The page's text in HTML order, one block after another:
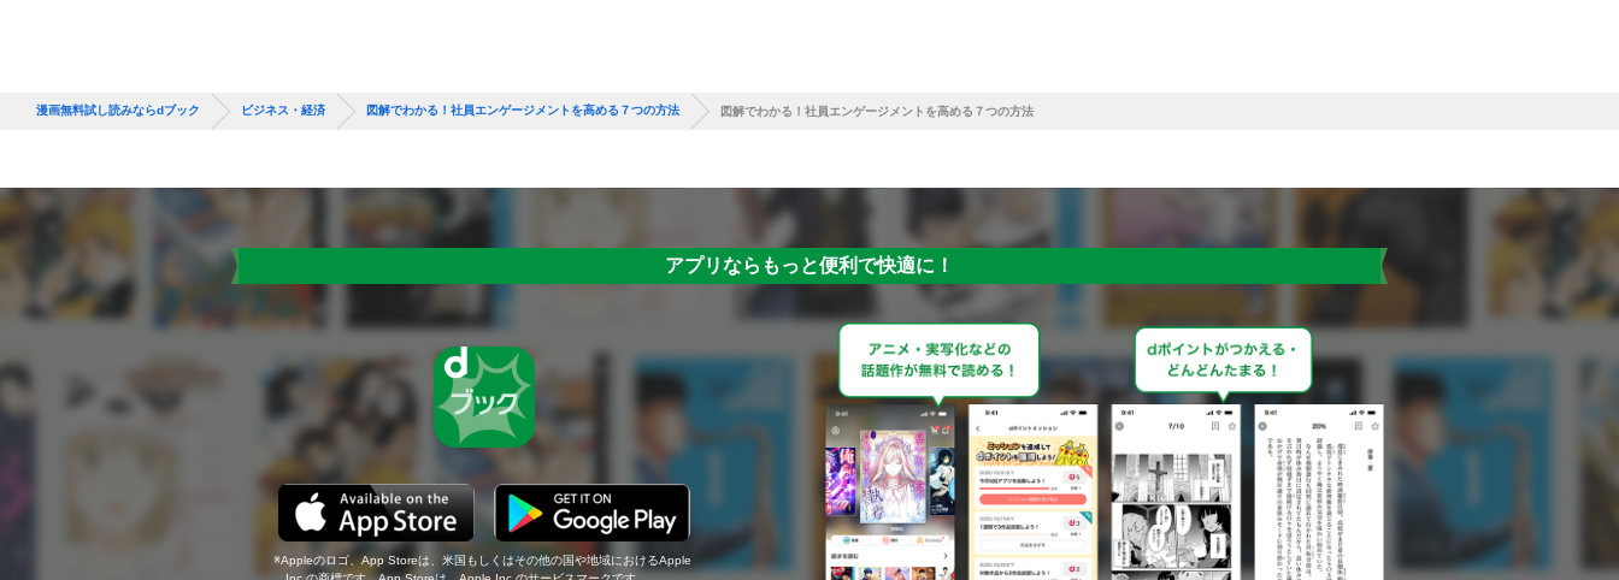
漫画無料試し読みならdブック ビジネス・経済 図解でわかる！社員エンゲージメントを高める７つの方法 図解でわかる！社員エンゲージメントを高める７つの方法
アプリならもっと便利で快適に！
Appleのロゴ、App Storeは、米国もしくはその他の国や地域におけるApple